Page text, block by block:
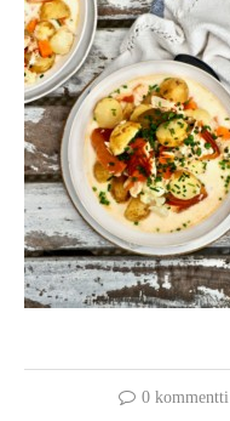
0 kommentti